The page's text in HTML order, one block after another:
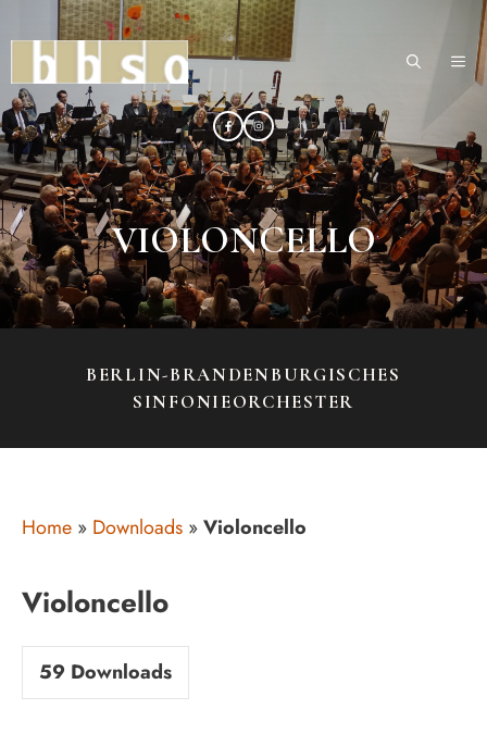
Inhalt
springen
VIOLONCELLO
BERLIN-BRANDENBURGISCHES
SINFONIEORCHESTER
Home » Downloads »Violoncello
Violoncello
59 Downloads